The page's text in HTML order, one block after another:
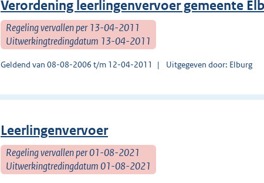
Verordening leerlingenvervoer gemeente
Regeling vervallen per 13-04-2011
Uitwerkingtredingdatum 13-04-2011
Geldend van 08-08-2006 t/m 12-04-2011 Uitgegeven door: Elburg
Leerlingenvervoer
Regeling vervallen per 01-08-2021
Uitwerkingtredingdatum 01-08-2021